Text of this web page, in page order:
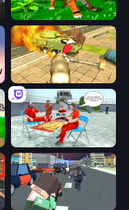
Tiger Simulator 3D
Wild Animal Zoo City Simulator
Alcatraz Prison Escape Plan